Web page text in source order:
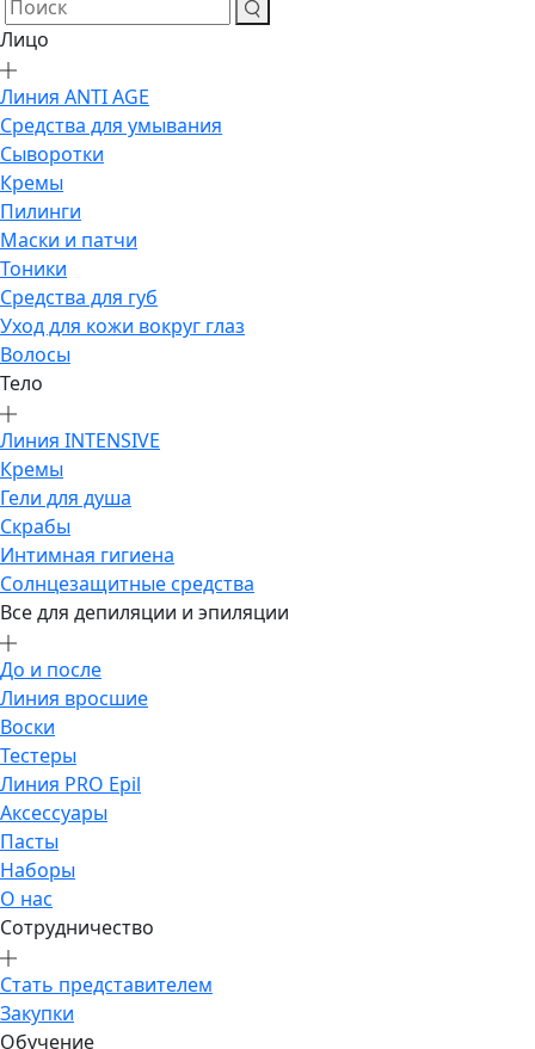
Лицо
Линия ANTI AGE
Средства для умывания
Сыворотки
Кремы
Пилинги
Маски и патчи
Тоники
Средства для губ
Уход для кожи вокруг глаз
Волосы
Тело
Линия INTENSIVE
Кремы
Гели для душа
Скрабы
Интимная гигиена
Солнцезащитные средства
Все для депиляции и эпиляции
До и после
Линия вросшие
Воски
Тестеры
Линия PRO Epil
Аксессуары
Пасты
Наборы
О нас
Сотрудничество
Стать представителем
Закупки
Обучение